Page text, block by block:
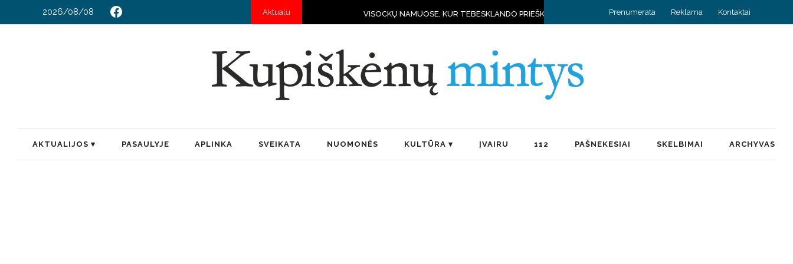
2026/08/08 Aktualu VISOCKŲ NAMUOSE, KUR TEBESKLANDO PRIEŠKARIO DVASIA IR KYLA DAUG PRISIMINIMŲ HOROSKOPAS RUGPJŪČIO 8 D.
Prenumerata Reklama Kontaktai
AKTUALIJOS PASAULYJE APLINKA SVEIKATA NUOMONĖS KULTŪRA ĮVAIRU 112 PAŠNEKESIAI SKELBIMAI ARCHYVAS